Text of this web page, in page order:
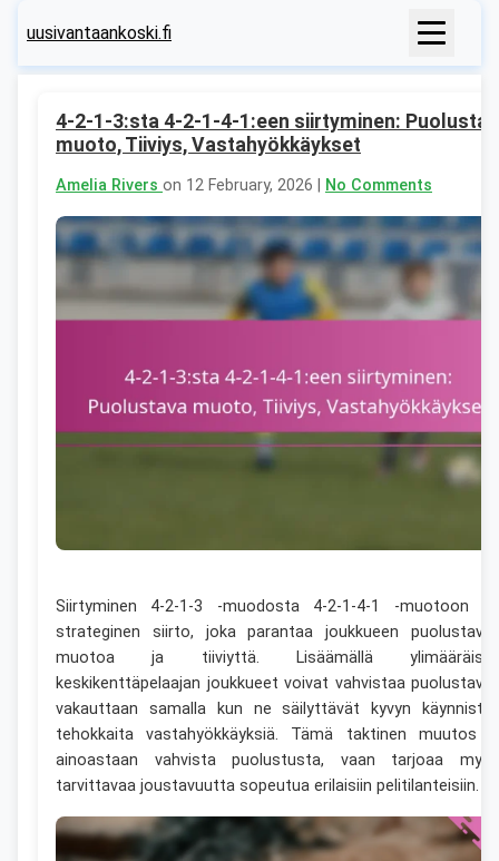
uusivantaankoski.fi
4-2-1-3:sta 4-2-1-4-1:een siirtyminen:
muoto, Tiiviys, Vastahyökkäykset
Amelia Rivers on 12 February, 2026 | No Comments
Siirtyminen 4-2-1-3 -muodosta 4-2-1-4-1 -muotoon
strateginen siirto, joka parantaa joukkueen
muotoa ja tiiviyttä. Lisäämällä
keskikenttäpelaajan joukkueet voivat vahvistaa
vakauttaan samalla kun ne säilyttävät kyvyn
tehokkaita vastahyökkäyksiä. Tämä taktinen muutos
ainoastaan vahvista puolustusta, vaan tarjoaa
tarvittavaa joustavuutta sopeutua erilaisiin pelitilanteisiin.